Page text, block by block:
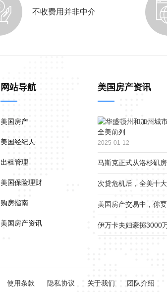
不收费用并非中介
网站导航
美国房产
美国经纪人
出租管理
美国保险理财
购房指南
美国房产资讯
美国房产资讯
2025-01-12
使用条款 隐私协议 关于我们 团队介绍